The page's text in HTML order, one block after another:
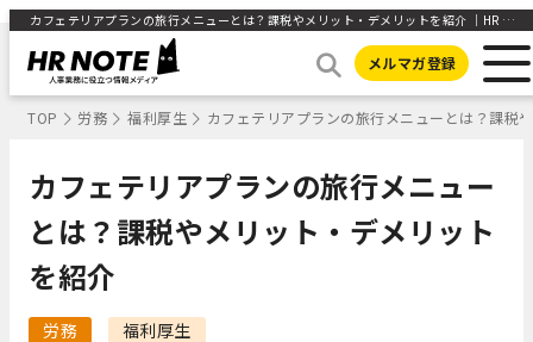
カフェテリアプランの旅行メニューとは？課税やメリット・デメリットを紹介 ｜HR NOTE
メルマガ登録
TOP 労務 福利厚生 カフェテリアプランの旅行メニューとは？課税
カフェテリアプランの旅行メニュー
とは？課税やメリット・デメリット
を紹介
労務 福利厚生